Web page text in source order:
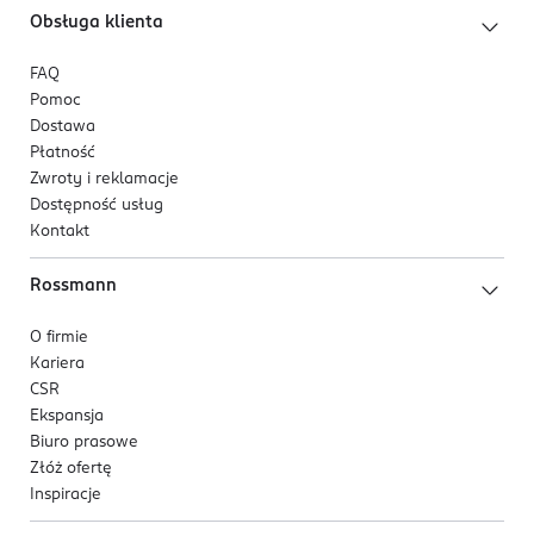
Obsługa klienta
FAQ
Pomoc
Dostawa
Płatność
Zwroty i reklamacje
Dostępność usług
Kontakt
Rossmann
O firmie
Kariera
CSR
Ekspansja
Biuro prasowe
Złóż ofertę
Inspiracje